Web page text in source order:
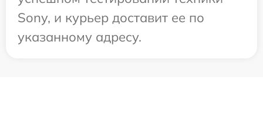
Sony, и курьер доставит ее по
указанному адресу.